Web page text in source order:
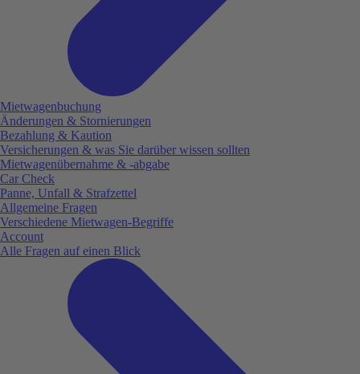
Mietwagenbuchung
Änderungen & Stornierungen
Bezahlung & Kaution
Versicherungen & was Sie darüber wissen sollten
Mietwagenübernahme & -abgabe
Car Check
Panne, Unfall & Strafzettel
Allgemeine Fragen
Verschiedene Mietwagen-Begriffe
Account
Alle Fragen auf einen Blick